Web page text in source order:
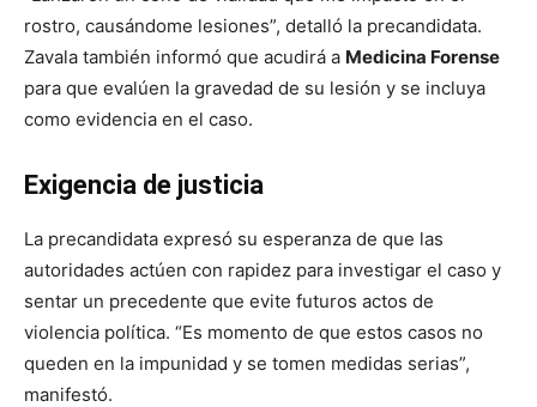
rostro, causándome lesiones”, detalló la precandidata.
Zavala también informó que acudirá a Medicina Forense
para que evalúen la gravedad de su lesión y se incluya
como evidencia en el caso.
Exigencia de justicia
La precandidata expresó su esperanza de que las
autoridades actúen con rapidez para investigar el caso y
sentar un precedente que evite futuros actos de
violencia política. “Es momento de que estos casos no
queden en la impunidad y se tomen medidas serias”,
manifestó.